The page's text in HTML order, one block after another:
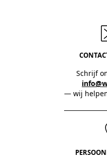
Schrijf
— wij